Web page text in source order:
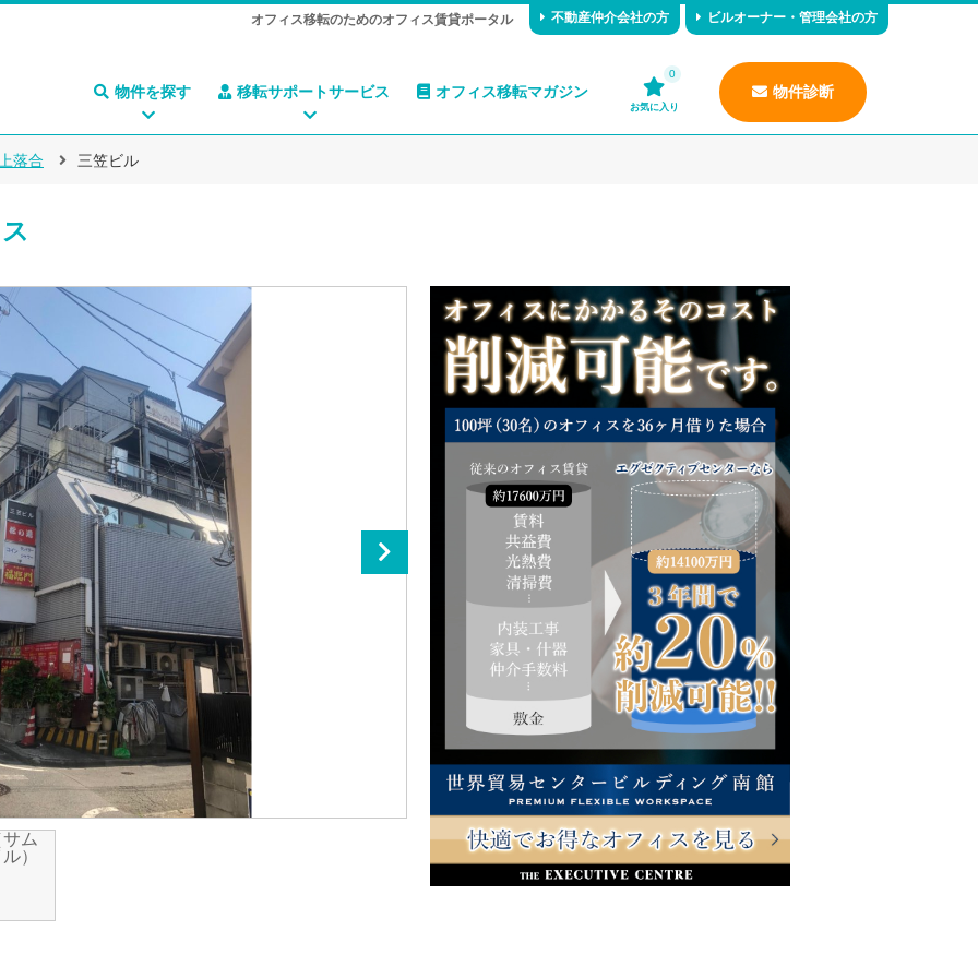
オフィス移転のためのオフィス賃貸ポータル 不動産仲介会社の方 ビルオーナー・管理会社の方
物件を探す 移転サポートサービス オフィス移転マガジン
0
お気に入り
物件診断
落合 三笠ビル